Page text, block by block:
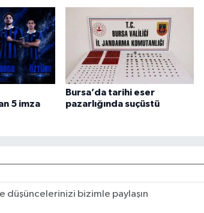
5 imza
Bursa’da tarihi eser
pazarlığında suçüstü